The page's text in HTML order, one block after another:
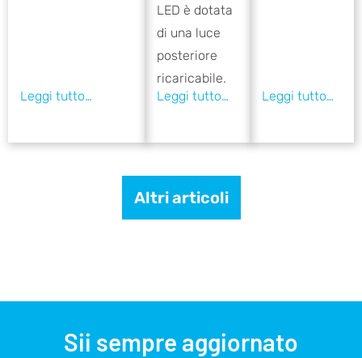
LED è dotata
di una luce
posteriore
ricaricabile.
Altri articoli
Sii sempre aggiornato